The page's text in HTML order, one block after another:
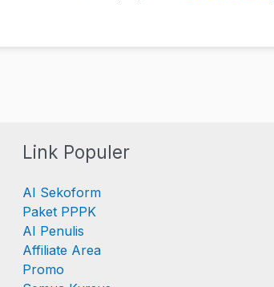
Link Populer
AI Sekoform
Paket PPPK
AI Penulis
Affiliate Area
Promo